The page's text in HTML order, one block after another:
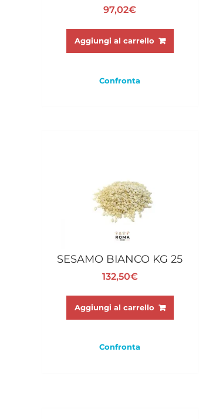
97,02€
Aggiungi al carrello
Confronta
SESAMO BIANCO KG 25
132,50€
Aggiungi al carrello
Confronta